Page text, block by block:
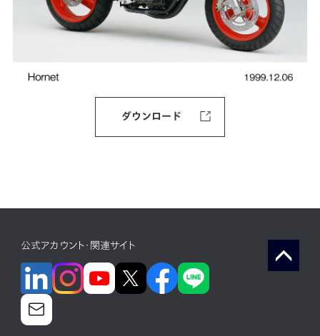
ダウンロード
公式アカウント・関連サイト